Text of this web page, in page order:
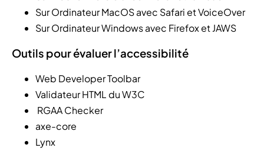
Sur Ordinateur MacOS avec Safari et VoiceOver
Sur Ordinateur Windows avec Firefox et JAWS
Outils pour évaluer l’accessibilité
Web Developer Toolbar
Validateur HTML du W3C
RGAA Checker
axe-core
Lynx